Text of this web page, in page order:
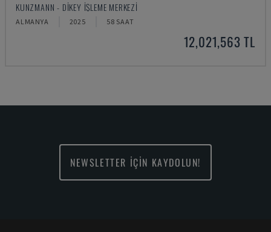
KUNZMANN - DIKEY İŞLEME MERKEZI
ALMANYA 2025 58 SAAT
12,021,563 TL
NEWSLETTER İÇİN KAYDOLUN!